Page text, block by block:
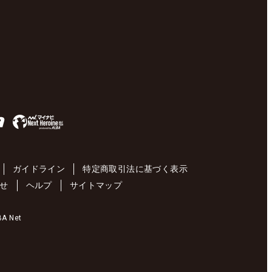
ガイドライン
特定商取引法に基づく表示
ヘルプ サイトマップ
Net